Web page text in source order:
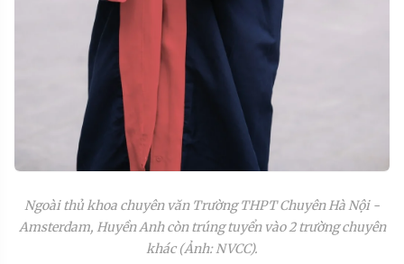
Ngoài thủ khoa chuyên văn Trường THPT Chuyên Hà Nội -
Amsterdam, Huyền Anh còn trúng tuyển vào 2 trường chuyên
khác (Ảnh: NVCC).